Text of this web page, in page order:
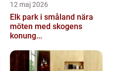
12 maj 2026
Elk park i småland nära
möten med skogens
konung...